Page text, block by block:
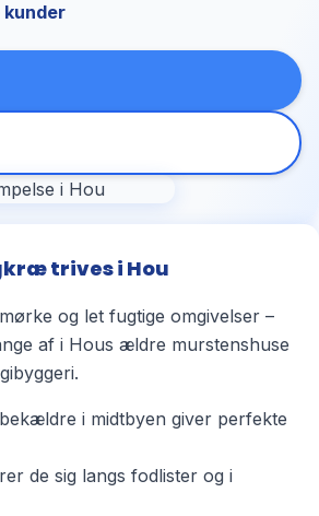
trives i Hou
og let fugtige omgivelser –
af i Hous ældre murstenshuse
i midtbyen giver perfekte
de sig langs fodlister og i